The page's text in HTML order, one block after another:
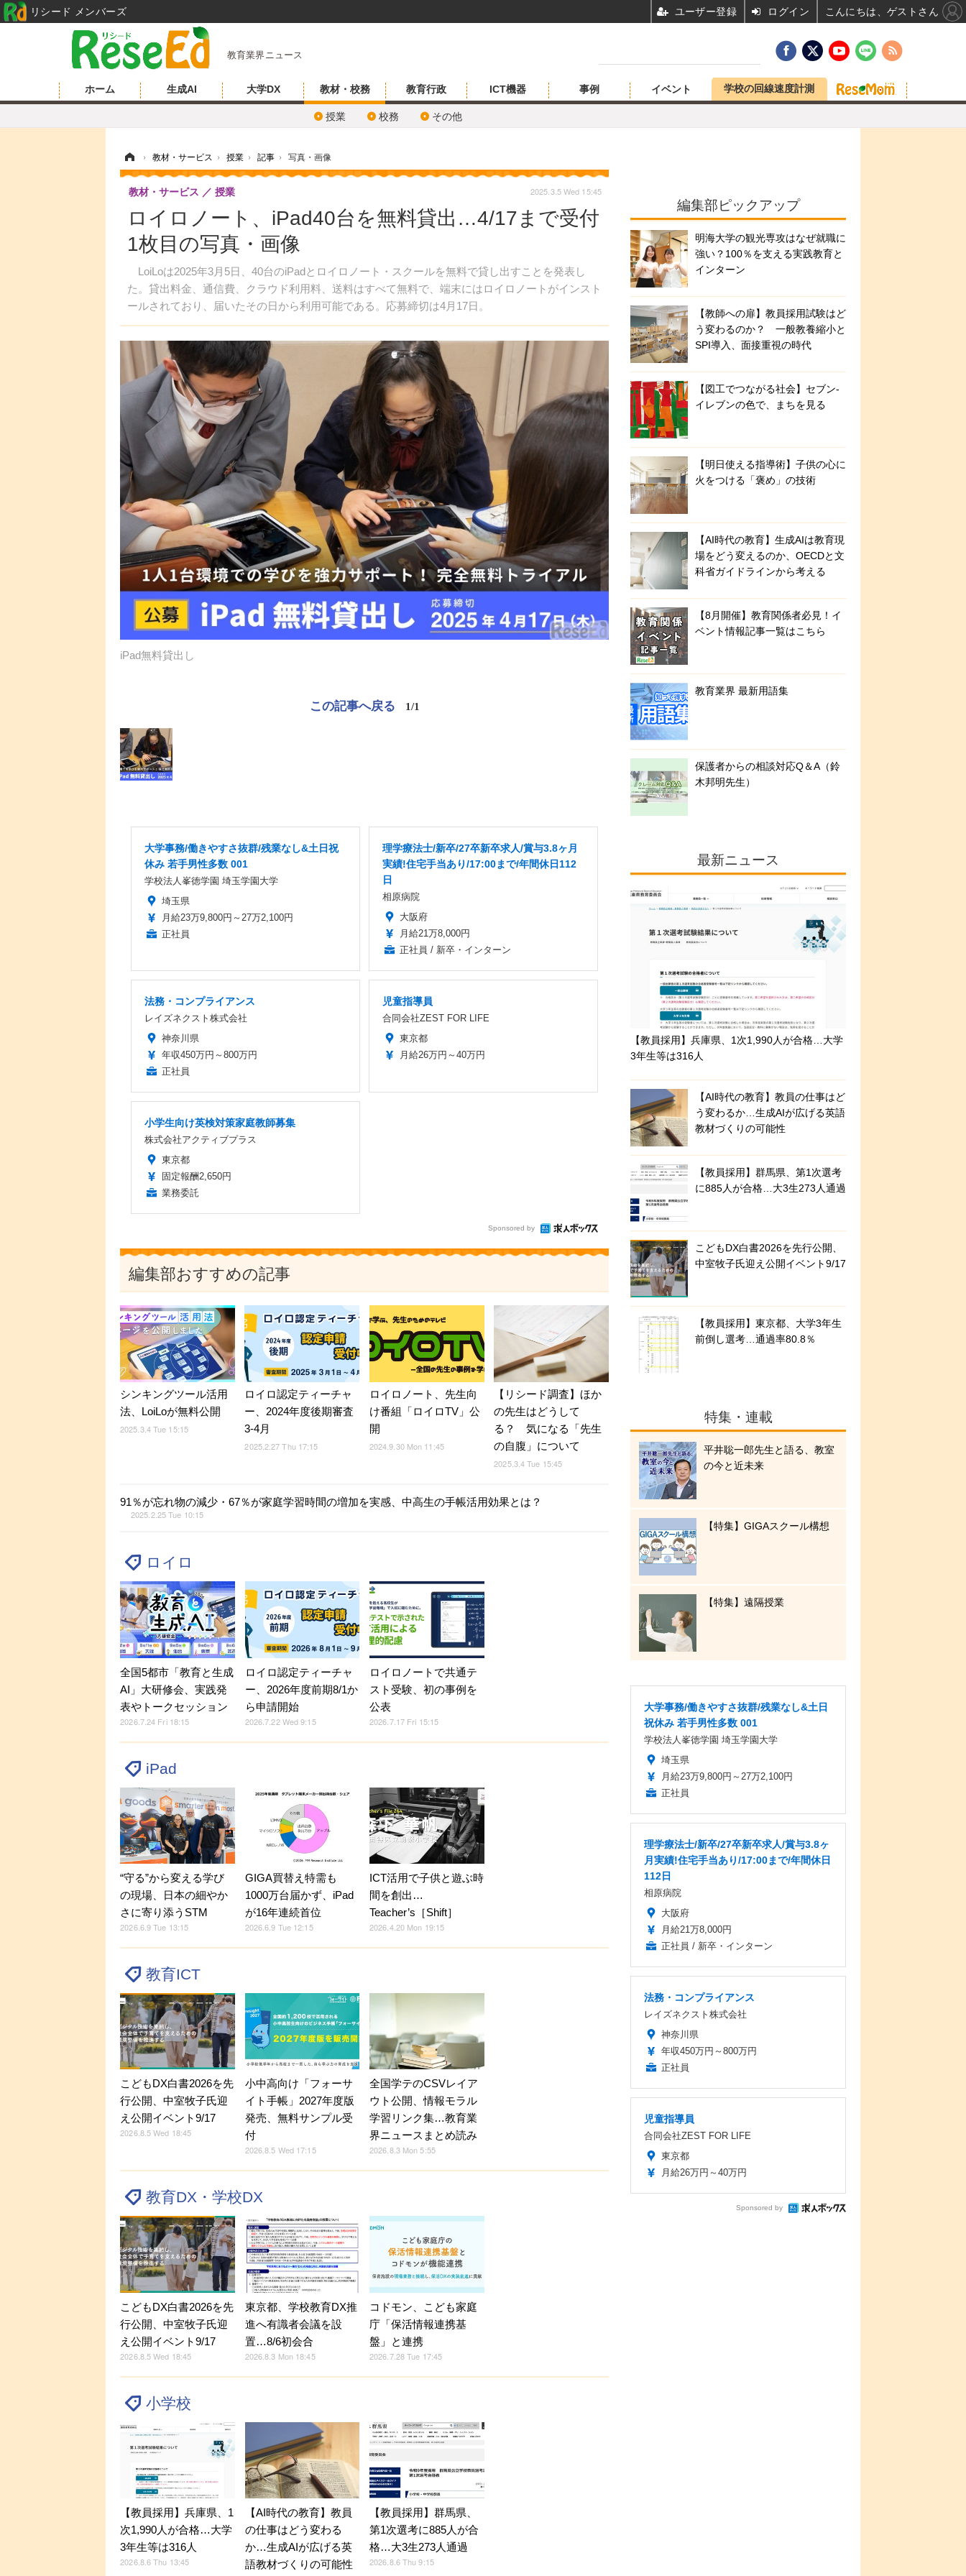
教育業界ニュース
ホーム 生成AI 大学DX 教材・校務
授業 校務 その他
教育行政 ICT機器 事例 イベント 学校の回線速度計測
› 教材・サービス › 授業 › 記事 › 写真・画像
ロイロノート、iPad40台を無料貸出…4/17まで受付
1枚目の写真・画像
LoiLoは2025年3月5日、40台のiPadとロイロノート・スクールを無料で貸し出すことを発表し
た。貸出料金、通信費、クラウド利用料、送料はすべて無料で、端末にはロイロノートがインスト
ールされており、届いたその日から利用可能である。応募締切は4月17日。
教材・サービス 授業 2025.3.5 Wed 15:45
iPad無料貸出し
この記事へ戻る 1/1
大学事務/働きやすさ抜群/残業なし&土日祝
休み 若手男性多数 001
学校法人峯徳学園 埼玉学園大学
埼玉県
月給23万9,800円～27万2,100円
正社員
理学療法士/新卒/27卒新卒求人/賞与3.8ヶ月
実績!住宅手当あり/17:00まで/年間休日112
日
相原病院
大阪府
月給21万8,000円
正社員 / 新卒・インターン
法務・コンプライアンス
レイズネクスト株式会社
神奈川県
年収450万円～800万円
正社員
児童指導員
合同会社ZEST FOR LIFE
東京都
月給26万円～40万円
小学生向け英検対策家庭教師募集
株式会社アクティブプラス
東京都
固定報酬2,650円
業務委託
Sponsored by
編集部おすすめの記事
シンキングツール活用
法、LoiLoが無料公開
2025.3.4 Tue 15:15
ロイロ認定ティーチャ
ー、2024年度後期審査
3-4月
2025.2.27 Thu 17:15
ロイロノート、先生向
け番組「ロイロTV」公
開
2024.9.30 Mon 11:45
【リシード調査】ほか
の先生はどうして
る？ 気になる「先生
の自腹」について
2025.3.4 Tue 15:45
91％が忘れ物の減少・67％が家庭学習時間の増加を実感、中高生の手帳活用効果とは？
2025.2.25 Tue 10:15
ロイロ
全国5都市「教育と生成
AI」大研修会、実践発
表やトークセッション
2026.7.24 Fri 18:15
ロイロ認定ティーチャ
ー、2026年度前期8/1か
ら申請開始
2026.7.22 Wed 9:15
ロイロノートで共通テ
スト受験、初の事例を
公表
2026.7.17 Fri 15:15
iPad
“守る”から変える学び
の現場、日本の細やか
さに寄り添うSTM
2026.6.9 Tue 13:15
GIGA買替え特需も
1000万台届かず、iPad
が16年連続首位
2026.6.9 Tue 12:15
ICT活用で子供と遊ぶ時
間を創出…
Teacher’s［Shift］
2026.4.20 Mon 19:15
教育ICT
こどもDX白書2026を先
行公開、中室牧子氏迎
え公開イベント9/17
2026.8.5 Wed 18:45
小中高向け「フォーサ
イト手帳」2027年度版
発売、無料サンプル受
付
2026.8.5 Wed 17:15
全国学テのCSVレイア
ウト公開、情報モラル
学習リンク集…教育業
界ニュースまとめ読み
2026.8.3 Mon 5:55
教育DX・学校DX
こどもDX白書2026を先
行公開、中室牧子氏迎
え公開イベント9/17
2026.8.5 Wed 18:45
東京都、学校教育DX推
進へ有識者会議を設
置…8/6初会合
2026.8.3 Mon 18:45
コドモン、こども家庭
庁「保活情報連携基
盤」と連携
2026.7.28 Tue 17:45
小学校
【教員採用】兵庫県、1
次1,990人が合格…大学
3年生等は316人
2026.8.6 Thu 13:45
【AI時代の教育】教員
の仕事はどう変わる
か…生成AIが広げる英
語教材づくりの可能性
【教員採用】群馬県、
第1次選考に885人が合
格…大3生273人通過
2026.8.6 Thu 9:15
編集部ピックアップ
明海大学の観光専攻はなぜ就職に
強い？100％を支える実践教育と
インターン
【教師への扉】教員採用試験はど
う変わるのか？ 一般教養縮小と
SPI導入、面接重視の時代
【図工でつながる社会】セブン‐
イレブンの色で、まちを見る
【明日使える指導術】子供の心に
火をつける「褒め」の技術
【AI時代の教育】生成AIは教育現
場をどう変えるのか、OECDと文
科省ガイドラインから考える
【8月開催】教育関係者必見！イ
ベント情報記事一覧はこちら
教育業界 最新用語集
保護者からの相談対応Q＆A（鈴
木邦明先生）
最新ニュース
【教員採用】兵庫県、1次1,990人が合格…大学
3年生等は316人
【AI時代の教育】教員の仕事はど
う変わるか…生成AIが広げる英語
教材づくりの可能性
【教員採用】群馬県、第1次選考
に885人が合格…大3生273人通過
こどもDX白書2026を先行公開、
中室牧子氏迎え公開イベント9/17
【教員採用】東京都、大学3年生
前倒し選考…通過率80.8％
特集・連載
平井聡一郎先生と語る、教室
の今と近未来
【特集】GIGAスクール構想
【特集】遠隔授業
大学事務/働きやすさ抜群/残業なし&土日
祝休み 若手男性多数 001
学校法人峯徳学園 埼玉学園大学
埼玉県
月給23万9,800円～27万2,100円
正社員
理学療法士/新卒/27卒新卒求人/賞与3.8ヶ
月実績!住宅手当あり/17:00まで/年間休日
112日
相原病院
大阪府
月給21万8,000円
正社員 / 新卒・インターン
法務・コンプライアンス
レイズネクスト株式会社
神奈川県
年収450万円～800万円
正社員
児童指導員
合同会社ZEST FOR LIFE
東京都
月給26万円～40万円
Sponsored by
リシード メンバーズ ユーザー登録 ログイン こんにちは、ゲストさん